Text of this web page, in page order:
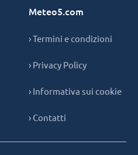
Meteo5.com
› Termini e condizioni
› Privacy Policy
› Informativa sui cookie
› Contatti